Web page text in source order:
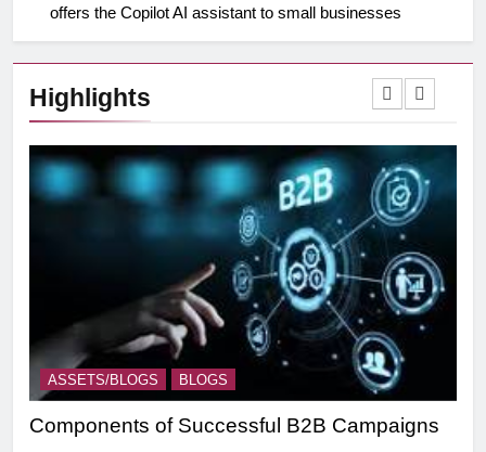
offers the Copilot AI assistant to small businesses
Highlights
ASSETS/BLOGS BLOGS
Components of Successful B2B Campaigns